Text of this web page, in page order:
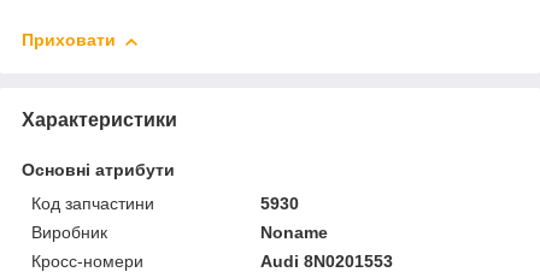
Приховати
Характеристики
Основні атрибути
Код запчастини
5930
Виробник
Noname
Кросс-номери
Audi 8N0201553